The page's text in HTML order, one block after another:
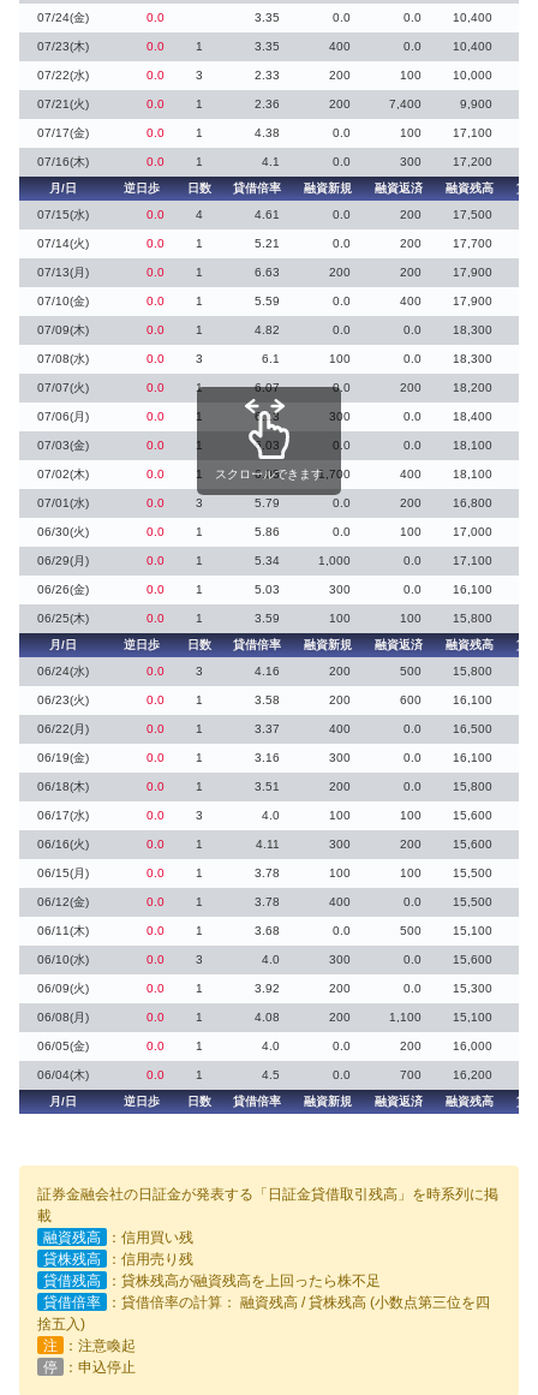
07/24(金) 0.0 3.35 0.0 0.0 10,400
07/23(木) 0.0 1 3.35 400 0.0 10,400
07/22(水) 0.0 3 2.33 200 100 10,000
07/21(火) 0.0 1 2.36 200 7,400 9,900
07/17(金) 0.0 1 4.38 0.0 100 17,100
07/16(木) 0.0 1 4.1 0.0 300
17,200
月/日
逆日歩 日数 貸借倍率 融資新規 融資返済 融資残高
貸
07/15(水)
0.0 4 4.61 0.0 200 17,500
07/14(火) 0.0 1 5.21 0.0 200 17,700
07/13(月) 0.0 1 6.63 200 200 17,900
07/10(金) 0.0 1 5.59 0.0 400 17,900
07/09(木) 0.0 1 4.82 0.0 0.0 18,300
07/08(水) 0.0 3 6.1 100 0.0 18,300
07/07(火) 0.0 1 6.07 0.0 200 18,200
07/06(月) 0.0 1 6.13 300 0.0 18,400
07/03(金) 0.0 1 6.03 0.0 0.0 18,100
07/02(木) 0.0 1 6.03 1,700 400 18,100
07/01(水) 0.0 3 5.79 0.0 200 16,800
06/30(火) 0.0 1 5.86 0.0 100 17,000
06/29(月) 0.0 1 5.34 1,000 0.0 17,100
06/26(金) 0.0 1 5.03 300 0.0 16,100
06/25(木) 0.0 1 3.59 100 100
15,800
月/日
逆日歩 日数 貸借倍率 融資新規 融資返済 融資残高
貸
06/24(水)
0.0 3 4.16 200 500 15,800
06/23(火) 0.0 1 3.58 200 600 16,100
06/22(月) 0.0 1 3.37 400 0.0 16,500
06/19(金) 0.0 1 3.16 300 0.0 16,100
06/18(木) 0.0 1 3.51 200 0.0 15,800
06/17(水) 0.0 3 4.0 100 100 15,600
06/16(火) 0.0 1 4.11 300 200 15,600
06/15(月) 0.0 1 3.78 100 100 15,500
06/12(金) 0.0 1 3.78 400 0.0 15,500
06/11(木) 0.0 1 3.68 0.0 500 15,100
06/10(水) 0.0 3 4.0 300 0.0 15,600
06/09(火) 0.0 1 3.92 200 0.0 15,300
06/08(月) 0.0 1 4.08 200 1,100 15,100
06/05(金) 0.0 1 4.0 0.0 200 16,000
06/04(木) 0.0 1 4.5 0.0 700
16,200
月/日
逆日歩 日数 貸借倍率 融資新規 融資返済 融資残高 貸
スクロールできます
証券金融会社の日証金が発表する「日証金貸借取引残高」を時系列に掲
載
融資残高
：信用買い残
貸株残高
：信用売り残
貸借残高
：貸株残高が融資残高を上回ったら株不足
貸借倍率
：貸借倍率の計算： 融資残高 / 貸株残高 (小数点第三位を四
捨五入)
注
：注意喚起
停
：申込停止